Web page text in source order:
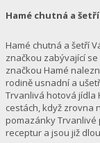
Hamé chutná a šetří
Hamé chutná a šetří
značkou zabývající
značkou Hamé
rodině usnadní a
Trvanlivá hotová jídla
cestách, když zrovna
pomazánky Trvanlivé
receptur a jsou již